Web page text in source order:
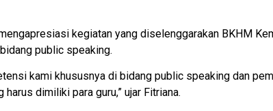
kegiatan yang diselenggarakan BKHM
public speaking.
kami khususnya di bidang public speaking dan
dimiliki para guru,” ujar Fitriana.